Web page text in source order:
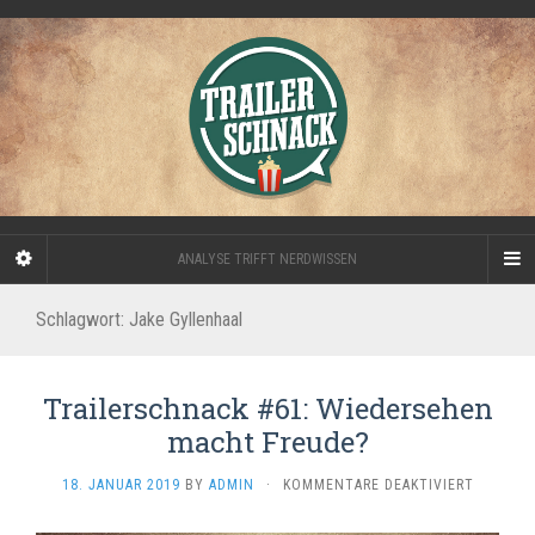
ANALYSE TRIFFT NERDWISSEN
Schlagwort: Jake Gyllenhaal
Trailerschnack #61: Wiedersehen
macht Freude?
18. JANUAR 2019 BY ADMIN · KOMMENTARE DEAKTIVIERT
#61: